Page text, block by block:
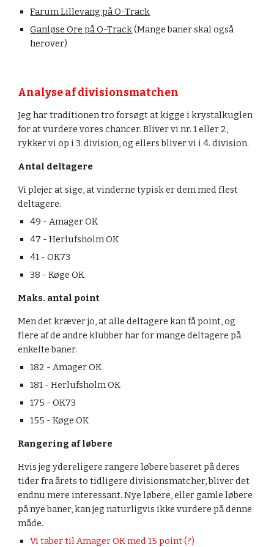
Farum Lillevang på O-Track
Ganløse Ore på O-Track (Mange baner skal også
herover)
Analyse af divisionsmatchen
Jeg har traditionen tro forsøgt at kigge i krystalkuglen
for at vurdere vores chancer. Bliver vi nr. 1 eller 2,
rykker vi op i 3. division, og ellers bliver vi i 4. division.
Antal deltagere
Vi plejer at sige, at vinderne typisk er dem med flest
deltagere.
49 - Amager OK
47 - Herlufsholm OK
41 - OK73
38 - Køge OK
Maks. antal point
Men det kræver jo, at alle deltagere kan få point, og
flere af de andre klubber har for mange deltagere på
enkelte baner.
182 - Amager OK
181 - Herlufsholm OK
175 - OK73
155 - Køge OK
Rangering af løbere
Hvis jeg ydereligere rangere løbere baseret på deres
tider fra årets to tidligere divisionsmatcher, bliver det
endnu mere interessant. Nye løbere, eller gamle løbere
på nye baner, kan jeg naturligvis ikke vurdere på denne
måde.
Vi taber til Amager OK med 15 point (?)